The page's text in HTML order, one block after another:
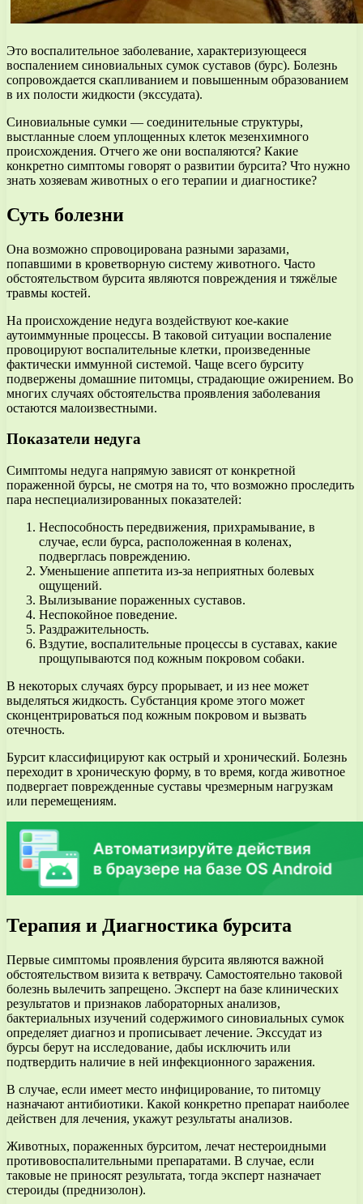
Это воспалительное заболевание, характеризующееся
воспалением синовиальных сумок суставов (бурс). Болезнь
сопровождается скапливанием и повышенным образованием
в их полости жидкости (экссудата).
Синовиальные сумки — соединительные структуры,
выстланные слоем уплощенных клеток мезенхимного
происхождения. Отчего же они воспаляются? Какие
конкретно симптомы говорят о развитии бурсита? Что нужно
знать хозяевам животных о его терапии и диагностике?
Суть болезни
Она возможно спровоцирована разными заразами,
попавшими в кроветворную систему животного. Часто
обстоятельством бурсита являются повреждения и тяжёлые
травмы костей.
На происхождение недуга воздействуют кое-какие
аутоиммунные процессы. В таковой ситуации воспаление
провоцируют воспалительные клетки, произведенные
фактически иммунной системой. Чаще всего бурситу
подвержены домашние питомцы, страдающие ожирением. Во
многих случаях обстоятельства проявления заболевания
остаются малоизвестными.
Показатели недуга
Симптомы недуга напрямую зависят от конкретной
пораженной бурсы, не смотря на то, что возможно проследить
пара неспециализированных показателей:
Неспособность передвижения, прихрамывание, в
случае, если бурса, расположенная в коленах,
подверглась повреждению.
Уменьшение аппетита из-за неприятных болевых
ощущений.
Вылизывание пораженных суставов.
Неспокойное поведение.
Раздражительность.
Вздутие, воспалительные процессы в суставах, какие
прощупываются под кожным покровом собаки.
В некоторых случаях бурсу прорывает, и из нее может
выделяться жидкость. Субстанция кроме этого может
сконцентрироваться под кожным покровом и вызвать
отечность.
Бурсит классифицируют как острый и хронический. Болезнь
переходит в хроническую форму, в то время, когда животное
подвергает поврежденные суставы чрезмерным нагрузкам
или перемещениям.
Терапия и Диагностика бурсита
Первые симптомы проявления бурсита являются важной
обстоятельством визита к ветврачу. Самостоятельно таковой
болезнь вылечить запрещено. Эксперт на базе клинических
результатов и признаков лабораторных анализов,
бактериальных изучений содержимого синовиальных сумок
определяет диагноз и прописывает лечение. Экссудат из
бурсы берут на исследование, дабы исключить или
подтвердить наличие в ней инфекционного заражения.
В случае, если имеет место инфицирование, то питомцу
назначают антибиотики. Какой конкретно препарат наиболее
действен для лечения, укажут результаты анализов.
Животных, пораженных бурситом, лечат нестероидными
противовоспалительными препаратами. В случае, если
таковые не приносят результата, тогда эксперт назначает
стероиды (преднизолон).